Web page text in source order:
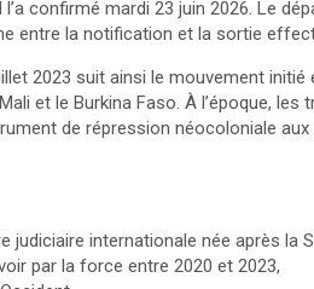
confirmé mardi 23 juin 2026. Le
entre la notification et la sortie
2023 suit ainsi le mouvement initié
et le Burkina Faso. À l’époque, les
de répression néocoloniale aux
judiciaire internationale née après la
par la force entre 2020 et 2023,